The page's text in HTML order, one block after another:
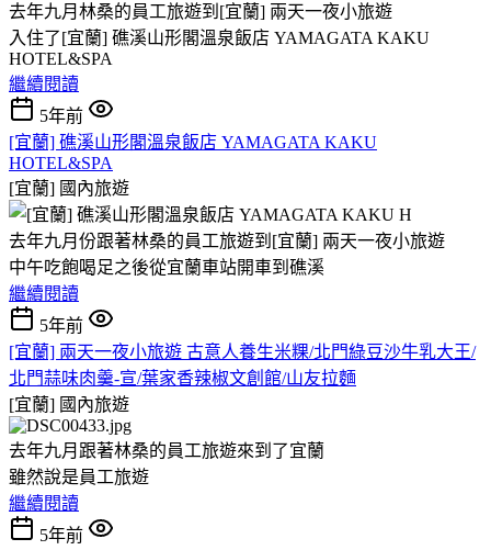
去年九月林桑的員工旅遊到[宜蘭] 兩天一夜小旅遊
入住了[宜蘭] 礁溪山形閣溫泉飯店 YAMAGATA KAKU
HOTEL&SPA
繼續閱讀
5年前
[宜蘭] 礁溪山形閣溫泉飯店 YAMAGATA KAKU
HOTEL&SPA
[宜蘭] 國內旅遊
去年九月份跟著林桑的員工旅遊到[宜蘭] 兩天一夜小旅遊
中午吃飽喝足之後從宜蘭車站開車到礁溪
繼續閱讀
5年前
[宜蘭] 兩天一夜小旅遊 古意人養生米粿/北門綠豆沙牛乳大王/
北門蒜味肉羹-宣/葉家香辣椒文創館/山友拉麵
[宜蘭] 國內旅遊
去年九月跟著林桑的員工旅遊來到了宜蘭
雖然說是員工旅遊
繼續閱讀
5年前